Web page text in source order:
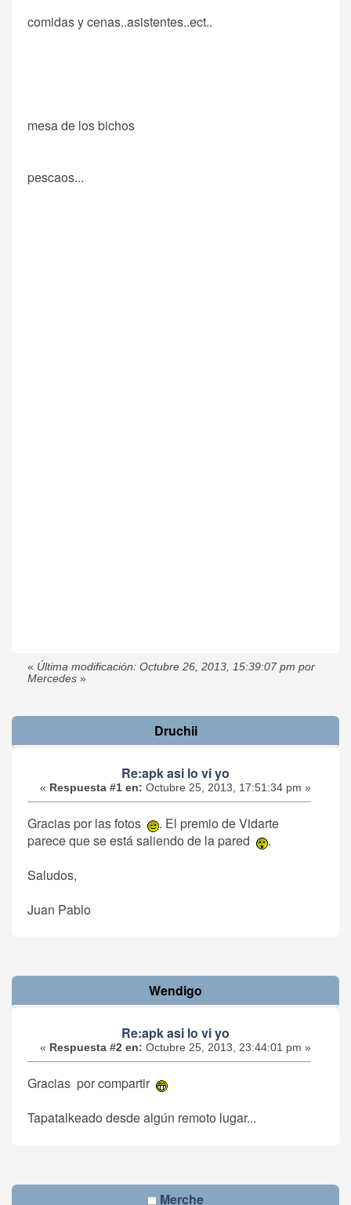
comidas y cenas..asistentes..ect..
mesa de los bichos
pescaos...
« Última modificación: Octubre 26, 2013, 15:39:07 pm por
Mercedes »
Druchii
Re:apk asi lo vi yo
« Respuesta #1 en: Octubre 25, 2013, 17:51:34 pm »
Gracias por las fotos
. El premio de Vidarte
parece que se está saliendo de la pared
.
Saludos,
Juan Pablo
Wendigo
Re:apk asi lo vi yo
« Respuesta #2 en: Octubre 25, 2013, 23:44:01 pm »
Gracias por compartir
Tapatalkeado desde algún remoto lugar...
Merche